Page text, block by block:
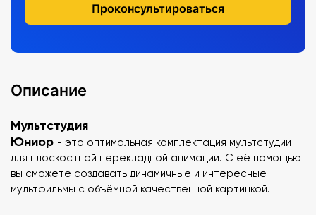
Проконсультироваться
Описание
Мультстудия
Юниор - это оптимальная комплектация мультстудии
для плоскостной перекладной анимации. С её помощью
вы сможете создавать динамичные и интересные
мультфильмы с объёмной качественной картинкой.